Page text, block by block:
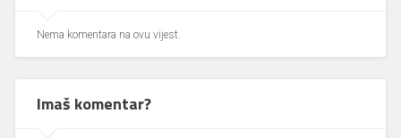
Nema komentara na ovu vijest.
Imaš komentar?